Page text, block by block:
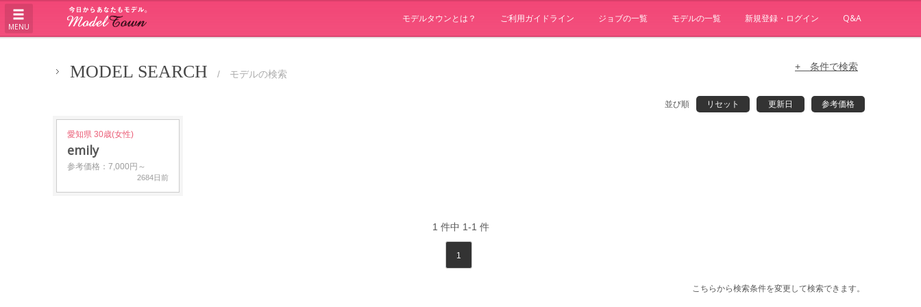
MENU
モデルタウンとは？ ご利用ガイドライン ジョブの一覧 モデルの一覧 新規登録・ログイン Q&A
MODEL SEARCH / モデルの検索
+ 条件で検索
並び順 リセット 更新日 参考価格
愛知県 30歳(女性)
emily
参考価格：7,000円～
2684日前
1 件中 1-1 件
1
こちらから検索条件を変更して検索できます。